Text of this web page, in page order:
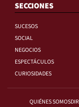
SECCIONES
SUCESOS
SOCIAL
NEGOCIOS
ESPECTÁCULOS
CURIOSIDADES
QUIÉNES SOMOS